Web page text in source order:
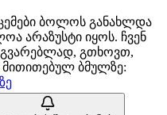
ბოლოს განახლდა
არაზუსტი იყოს. ჩვენ
გთხოვთ,
ბმულზე: